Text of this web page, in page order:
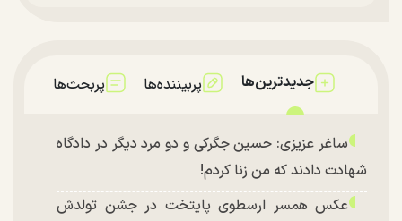
جدیدترین‌ها پربیننده‌ها پربحث‌ها
ساغر عزیزی: حسین جگرکی و دو مرد دیگر در دادگاه
شهادت دادند که من زنا کردم!
عکس همسر ارسطوی پایتخت در جشن تولدش